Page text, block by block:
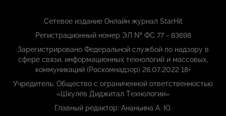
Сетевое издание Онлайн журнал StarHit
Регистрационный номер ЭЛ № ФС 77 - 83698
Зарегистрировано Федеральной службой по надзору в
сфере связи, информационных технологий и массовых,
коммуникаций (Роскомнадзор) 26.07.2022 18+
Учредитель: Общество с ограниченной ответственностью
«Шкулёв Диджитал Технологии»
Главный редактор: Ананьина А. Ю.